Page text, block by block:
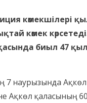
көмекшілері
көмек
биыл 47
7 наурызында
Ақкөл қаласының